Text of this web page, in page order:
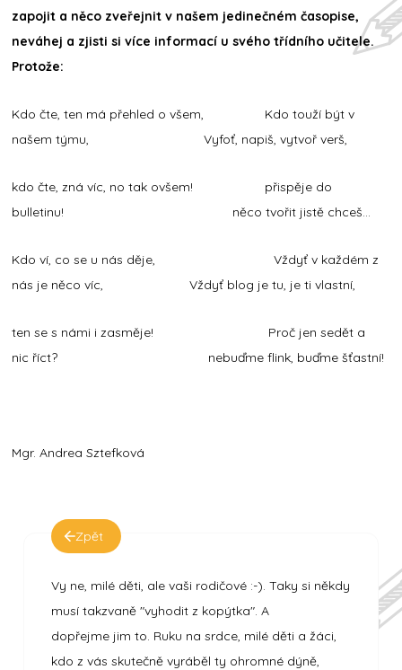
zapojit a něco zveřejnit v našem jedinečném časopise,
neváhej a zjisti si více informací u svého třídního učitele.
Protože:
Kdo čte, ten má přehled o všem, Kdo touží být v
našem týmu, Vyfoť, napiš, vytvoř verš,
kdo čte, zná víc, no tak ovšem! přispěje do
bulletinu! něco tvořit jistě chceš...
Kdo ví, co se u nás děje, Vždyť v každém z
nás je něco víc, Vždyť blog je tu, je ti vlastní,
ten se s námi i zasměje! Proč jen sedět a
nic říct? nebuďme flink, buďme šťastní!
Mgr. Andrea Sztefková
Zpět
Vy ne, milé děti, ale vaši rodičové :-). Taky si někdy
musí takzvaně "vyhodit z kopýtka". A
dopřejme jim to. Ruku na srdce, milé děti a žáci,
kdo z vás skutečně vyráběl ty ohromné dýně,